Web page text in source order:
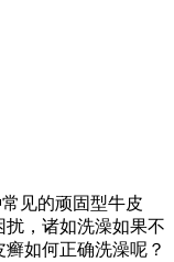
见的顽固型牛皮
，诸如洗澡如果不
如何正确洗澡呢？